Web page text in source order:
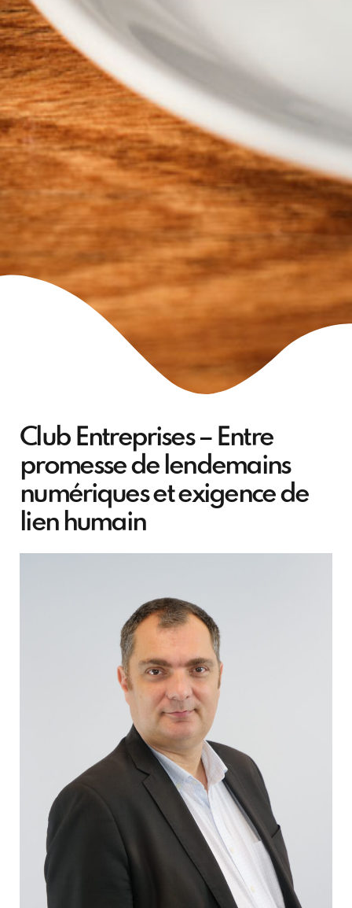
Club Entreprises – Entre
promesse de lendemains
numériques et exigence de
lien humain